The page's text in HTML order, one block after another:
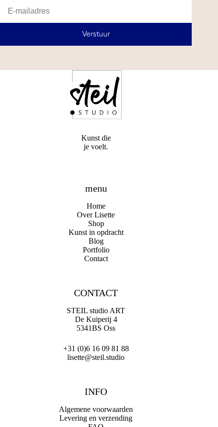
Verstuur
Kunst die
je voelt.
menu
Home
Over Lisette
Shop
Kunst in opdracht
Blog
Portfolio
Contact
CONTACT
STEIL studio ART
De Kuiperij 4
5341BS Oss
+31 (0)6 16 09 81 88
lisette@steil.studio
INFO
Algemene voorwaarden
Levering en verzending